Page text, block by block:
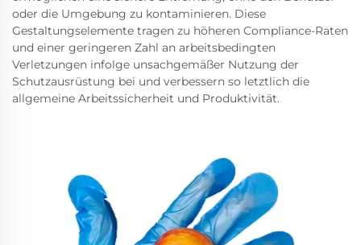
oder die Umgebung zu kontaminieren. Diese
Gestaltungselemente tragen zu höheren Compliance-Raten
und einer geringeren Zahl an arbeitsbedingten
Verletzungen infolge unsachgemäßer Nutzung der
Schutzausrüstung bei und verbessern so letztlich die
allgemeine Arbeitssicherheit und Produktivität.